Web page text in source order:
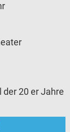
20 er Jahre